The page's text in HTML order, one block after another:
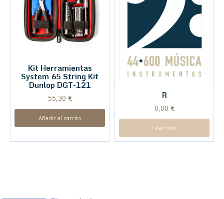
Kit Herramientas
System 65 String Kit
Dunlop DGT-121
55,30 €
Añadir al carrito
R
0,00 €
Leer más